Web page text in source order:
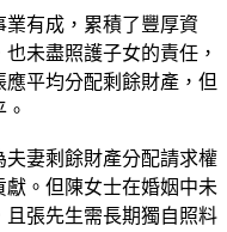
業有成，累積了豐厚資
未盡照護子女的責任，
平均分配剩餘財產，但
夫妻剩餘財產分配請求權
。但陳女士在婚姻中未
張先生需長期獨自照料